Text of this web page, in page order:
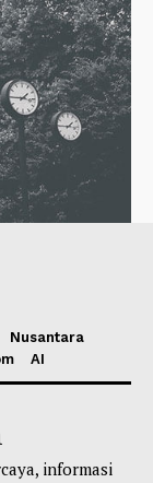
Nusantara
AI
informasi